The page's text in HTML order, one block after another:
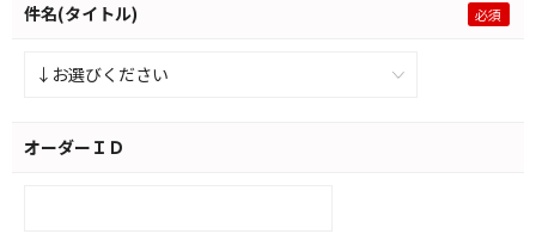
件名(タイトル)
オーダーＩＤ